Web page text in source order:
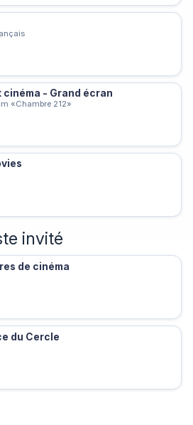
cinéma - Grand écran
«Chambre 212»
invité
de cinéma
du Cercle